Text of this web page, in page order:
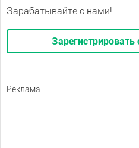
Зарабатывайте с нами!
Реклама